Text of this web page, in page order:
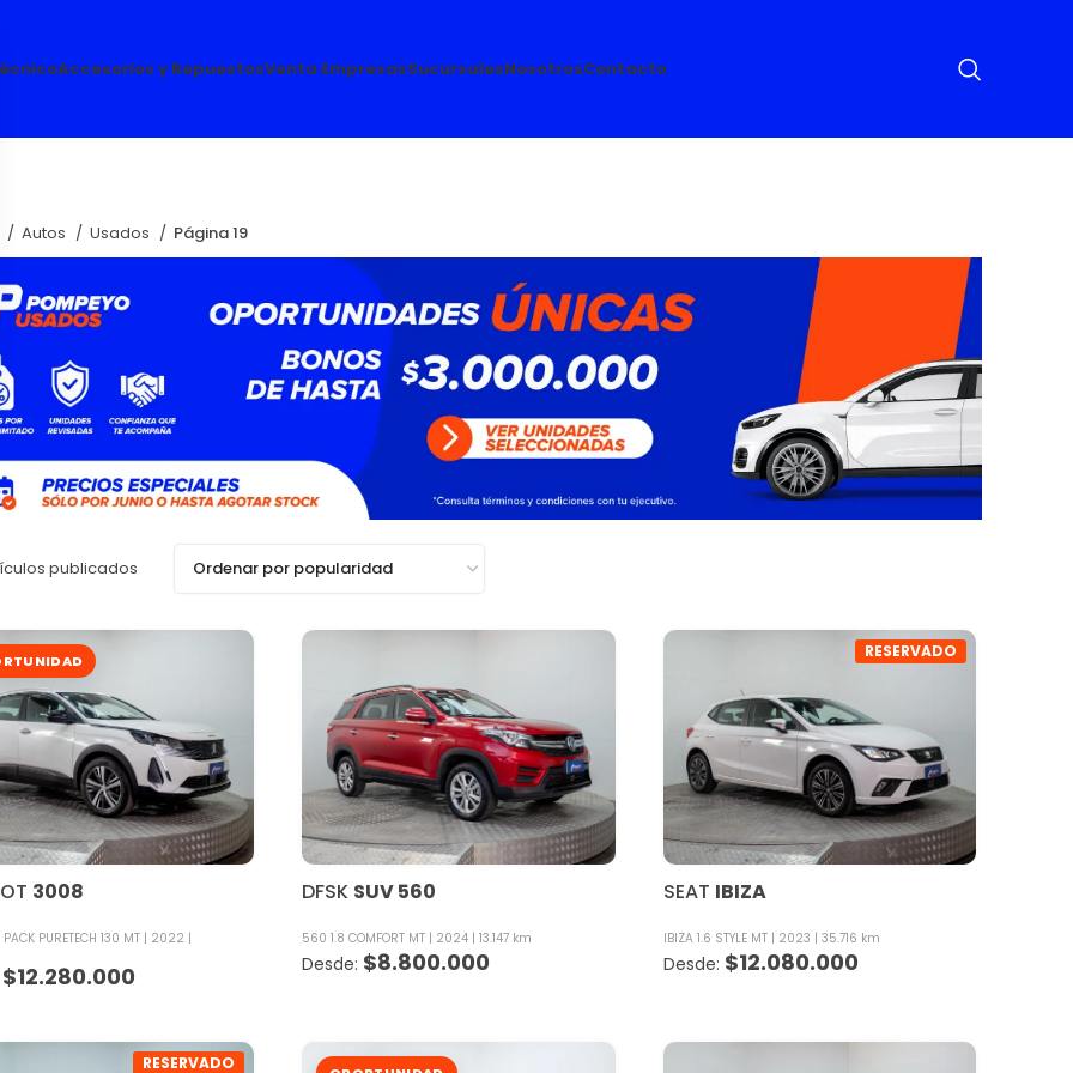
Accesorios y RepuestosVenta EmpresasSucursalesNosotrosContacto
Autos Usados Página 19
publicados
3008
PURETECH 130 MT
2022
$12.280.000
DFSK SUV 560
560 1.8 COMFORT MT 2024 13.147 km
$8.800.000
RESERVADO
SEAT IBIZA
IBIZA 1.6 STYLE MT 2023 35.716 km
$12.080.000
RESERVADO